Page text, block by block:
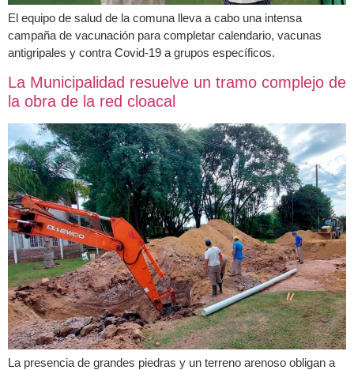
El equipo de salud de la comuna lleva a cabo una intensa
campaña de vacunación para completar calendario, vacunas
antigripales y contra Covid-19 a grupos específicos.
La Municipalidad resuelve un tramo complejo de
la obra de la red cloacal
La presencia de grandes piedras y un terreno arenoso obligan a